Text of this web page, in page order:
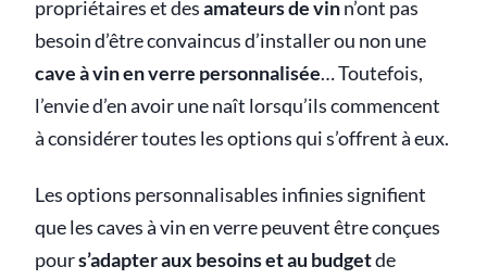
propriétaires et desamateurs de vinn’ont pas
besoin d’être convaincus d’installer ou non une
cave à vin en verre personnalisée… Toutefois,
l’envie d’en avoir une naît lorsqu’ils commencent
à considérer toutes les options qui s’offrent à eux.
Les options personnalisables infinies signifient
que les caves à vin en verre peuvent être conçues
pours’adapter aux besoins et au budgetde